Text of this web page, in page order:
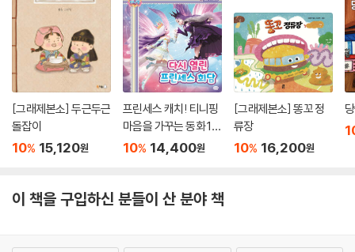
[그래제본소] 두근두근
돌잡이
10% 15,120원
프린세스 캐치! 티니핑
마음을 가꾸는 동화 10
: 다시 열린 프린세스 회
10% 14,400원
[그래제본소] 똥꼬 정
류장
10% 16,200원
이 책을 구입하신 분들이 산 분야 책